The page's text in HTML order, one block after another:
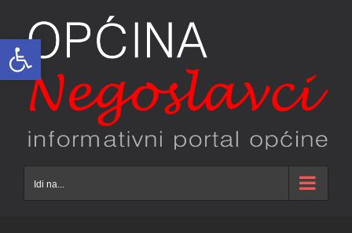
Open toolbar
content
Idi na...